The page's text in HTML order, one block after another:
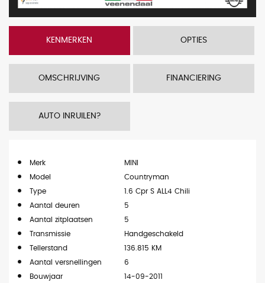
KENMERKEN OPTIES
OMSCHRIJVING FINANCIERING
AUTO INRUILEN?
Merk
MINI
Model
Countryman
Type
1.6 Cpr S ALL4 Chili
Aantal deuren
5
Aantal zitplaatsen
5
Transmissie
Handgeschakeld
Tellerstand
136.815 KM
Aantal versnellingen
6
Bouwjaar
14-09-2011